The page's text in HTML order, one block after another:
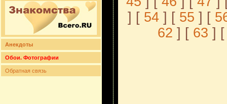
Анекдоты
Обои. Фотографии
Обратная связь
] [ 54 ] [ 55 ] [
62 ] [ 63 ] [